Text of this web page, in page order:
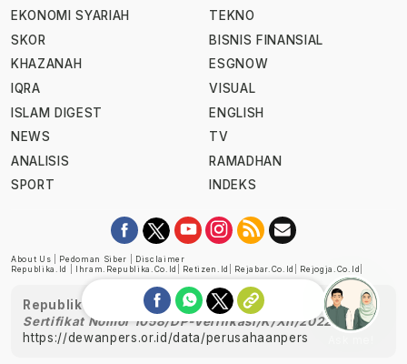
EKONOMI SYARIAH
SKOR
KHAZANAH
IQRA
ISLAM DIGEST
NEWS
ANALISIS
SPORT
TEKNO
BISNIS FINANSIAL
ESGNOW
VISUAL
ENGLISH
TV
RAMADHAN
INDEKS
About Us Pedoman Siber
Disclaimer
Republika.id
Ihram.republika.co.id Retizen.id Rejabar.co.id Rejogja.co.id
Republika telah diverifikasi oleh Dewan Pers
Sertifikat Nomor 1058/DP-Verifikasi/K/XII/2022
https://dewanpers.or.id/data/perusahaanpers